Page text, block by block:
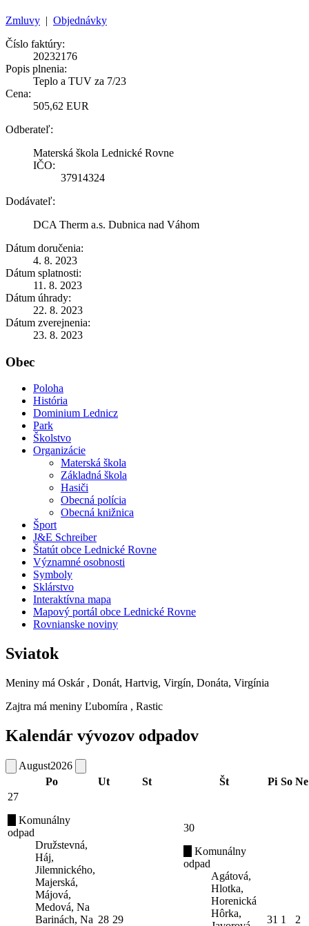
Zmluvy | Objednávky
Číslo faktúry:
20232176
Popis plnenia:
Teplo a TUV za 7/23
Cena:
505,62 EUR
Odberateľ:
Materská škola Lednické Rovne
IČO:
37914324
Dodávateľ:
DCA Therm a.s. Dubnica nad Váhom
Dátum doručenia:
4. 8. 2023
Dátum splatnosti:
11. 8. 2023
Dátum úhrady:
22. 8. 2023
Dátum zverejnenia:
23. 8. 2023
Obec
Poloha
História
Dominium Lednicz
Park
Školstvo
Organizácie
Materská škola
Základná škola
Hasiči
Obecná polícia
Obecná knižnica
Šport
J&E Schreiber
Štatút obce Lednické Rovne
Významné osobnosti
Symboly
Sklárstvo
Interaktívna mapa
Mapový portál obce Lednické Rovne
Rovnianske noviny
Sviatok
Meniny má Oskár , Donát, Hartvig, Virgín, Donáta, Virgínia
Zajtra má meniny Ľubomíra , Rastic
Kalendár vývozov odpadov
August2026
Po
Ut St Št Pi So Ne
27
Komunálny
odpad
Družstevná,
Háj,
Jilemnického,
Majerská,
Májová,
Medová, Na
Barinách, Na 28 29
30
Komunálny
odpad
Agátová,
Hlotka,
Horenická
Hôrka,
31 1 2